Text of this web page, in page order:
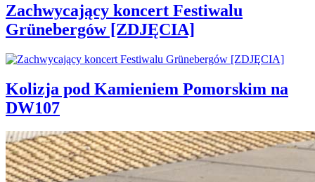
Zachwycający koncert Festiwalu
Grünebergów [ZDJĘCIA]
Kolizja pod Kamieniem Pomorskim na
DW107